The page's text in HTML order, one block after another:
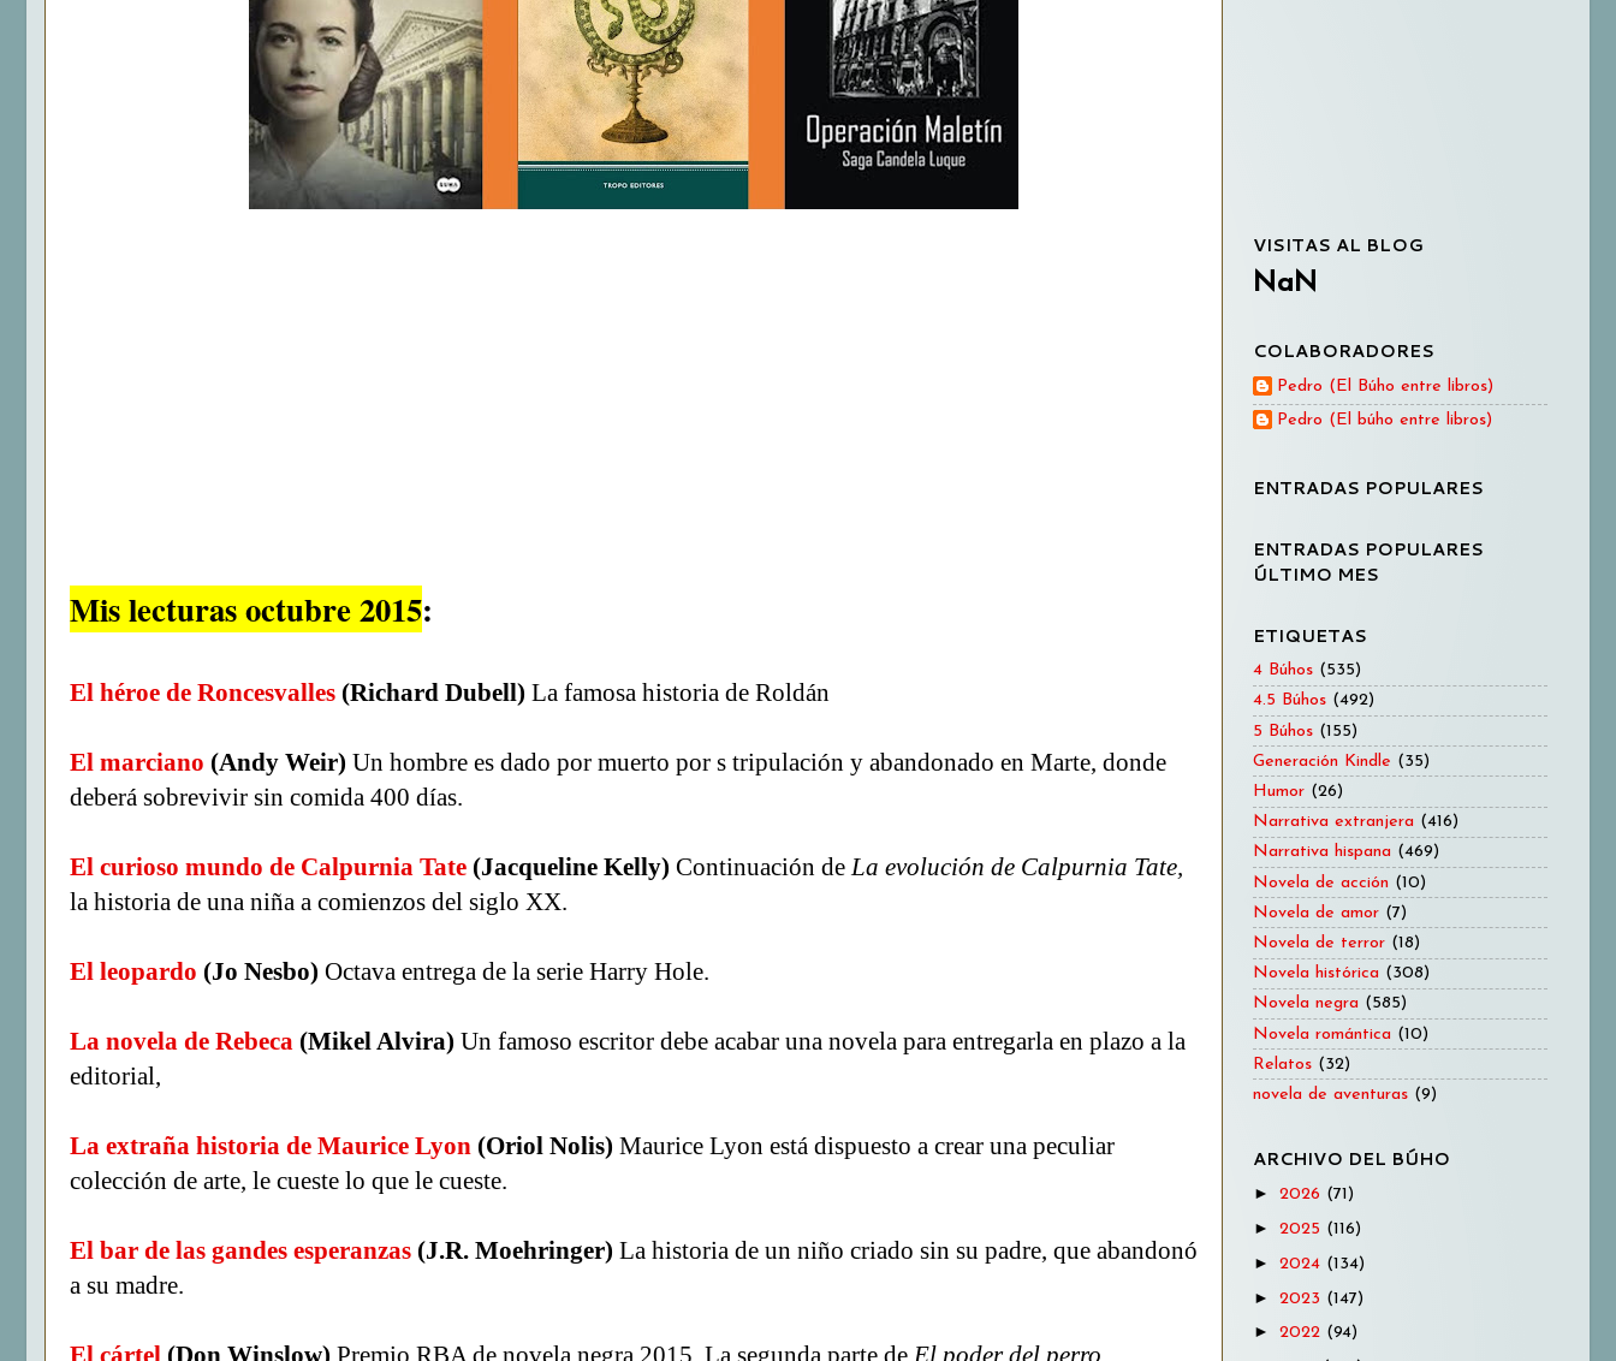
Mis lecturas octubre 2015:
El héroe de Roncesvalles (Richard Dubell) La famosa historia de Roldán
El marciano (Andy Weir) Un hombre es dado por muerto por s tripulación y abandonado en Marte, donde
deberá sobrevivir sin comida 400 días.
El curioso mundo de Calpurnia Tate (Jacqueline Kelly) Continuación deLa evolución de Calpurnia Tate,
la historia de una niña a comienzos del siglo XX.
El leopardo (Jo Nesbo) Octava entrega de la serie Harry Hole.
La novela de Rebeca (Mikel Alvira) Un famoso escritor debe acabar una novela para entregarla en plazo a la
editorial,
La extraña historia de Maurice Lyon (Oriol Nolis) Maurice Lyon está dispuesto a crear una peculiar
colección de arte, le cueste lo que le cueste.
El bar de las gandes esperanzas (J.R. Moehringer) La historia de un niño criado sin su padre, que abandonó
a su madre.
El cártel (Don Winslow) Premio RBA de novela negra 2015. La segunda parte de El poder del perro.
VISITAS AL BLOG
NaN
COLABORADORES
Pedro (El Búho entre libros)
Pedro (El búho entre libros)
ENTRADAS POPULARES
ENTRADAS POPULARES
ÚLTIMO MES
ETIQUETAS
4 Búhos (535)
4.5 Búhos (492)
5 Búhos (155)
Generación Kindle (35)
Humor (26)
Narrativa extranjera (416)
Narrativa hispana (469)
Novela de acción (10)
Novela de amor (7)
Novela de terror (18)
Novela histórica (308)
Novela negra (585)
Novela romántica (10)
Relatos (32)
novela de aventuras (9)
ARCHIVO DEL BÚHO
► 2026 (71)
► 2025 (116)
► 2024 (134)
► 2023 (147)
► 2022 (94)